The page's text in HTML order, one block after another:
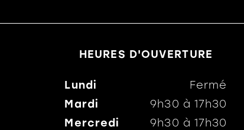
HEURES D'OUVERTURE
Lundi
Fermé
Mardi
9h30 à17h30
Mercredi
9h30 à17h30